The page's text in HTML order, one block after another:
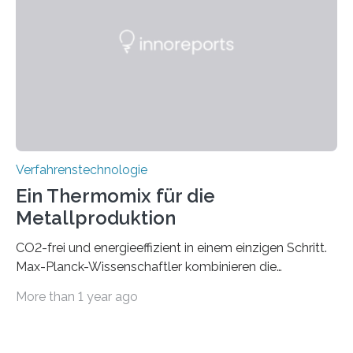
Tieftemperaturumgebung ist unerlässlich zur
Verfahrenstechnologie
Ein Thermomix für die
Metallproduktion
CO2-frei und energieeffizient in einem einzigen Schritt.
Max-Planck-Wissenschaftler kombinieren die
von Metallen und Legierungen in einem einzigen,
More than 1 year ago